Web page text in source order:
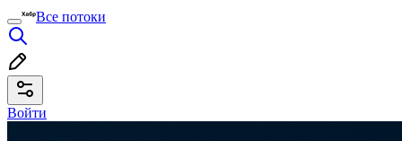
Все потоки
Войти